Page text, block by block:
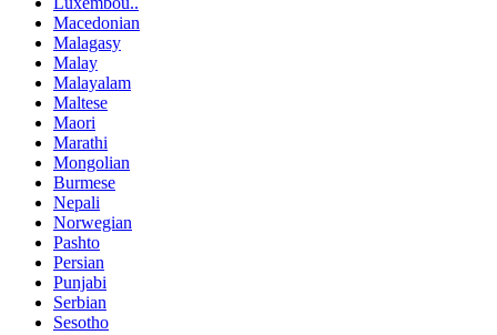
Macedonian
Malagasy
Malay
Malayalam
Maltese
Maori
Marathi
Mongolian
Burmese
Nepali
Norwegian
Pashto
Persian
Punjabi
Serbian
Sesotho